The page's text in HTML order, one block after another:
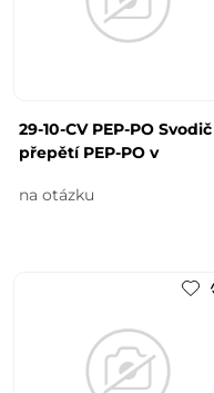
29-10-CV PEP-PO Svodič
přepětí PEP-PO v
na otázku